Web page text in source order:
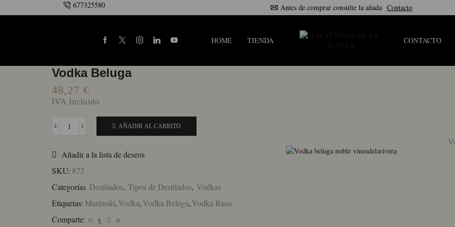
677325580 Antes de comprar consulte la añada Contacto
HOME TIENDA CONTACTO
Vodka Beluga
48,27 €
IVA Incluido
Vodka
cantidad
AÑADIR AL CARRITO
Añadir a la lista de deseos
SKU: 872
Categorías Destilados, Tipos de Destilados, Vodkas
Etiquetas: Mariinski,Vodka,Vodka Beluga,Vodka Ruso
Comparte: